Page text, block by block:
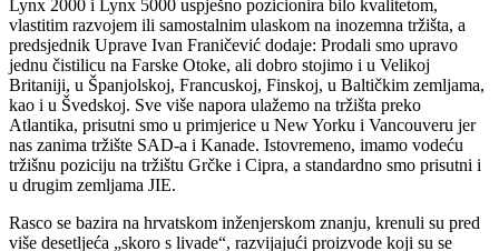
Lynx 2000 i Lynx 5000 uspješno pozicionira bilo kvalitetom,
vlastitim razvojem ili samostalnim ulaskom na inozemna tržišta, a
predsjednik Uprave Ivan Franičević dodaje: Prodali smo upravo
jednu čistilicu na Farske Otoke, ali dobro stojimo i u Velikoj
Britaniji, u Španjolskoj, Francuskoj, Finskoj, u Baltičkim zemljama,
kao i u Švedskoj. Sve više napora ulažemo na tržišta preko
Atlantika, prisutni smo u primjerice u New Yorku i Vancouveru jer
nas zanima tržište SAD-a i Kanade. Istovremeno, imamo vodeću
tržišnu poziciju na tržištu Grčke i Cipra, a standardno smo prisutni i
u drugim zemljama JIE.
Rasco se bazira na hrvatskom inženjerskom znanju, krenuli su pred
više desetljeća „skoro s livade“, razvijajući proizvode koji su se